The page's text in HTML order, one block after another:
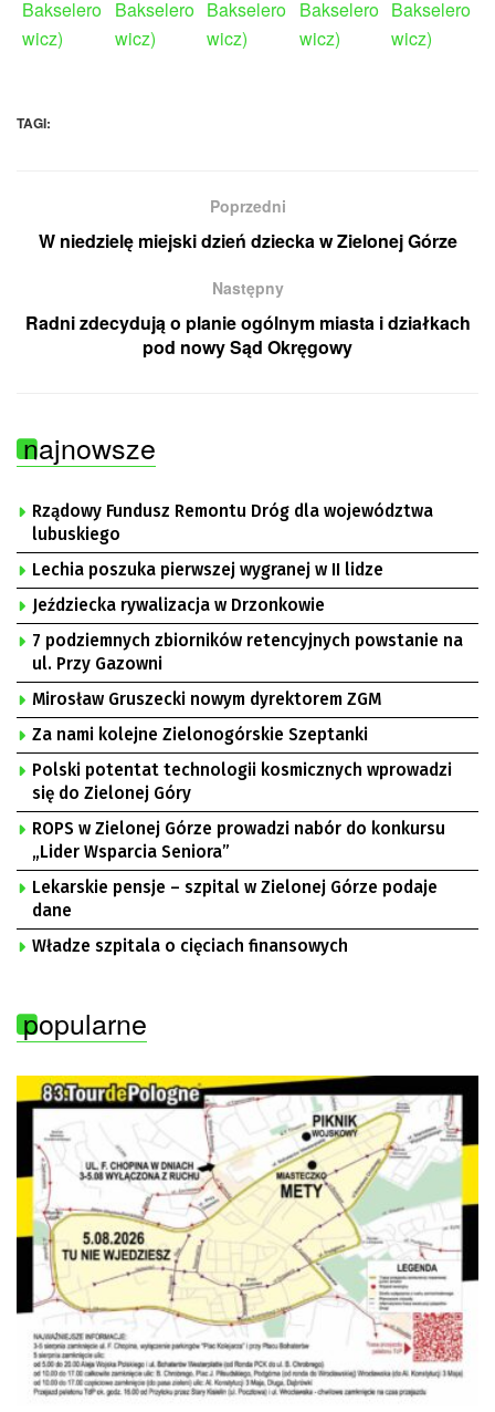
TAGI:
Poprzedni
W niedzielę miejski dzień dziecka w Zielonej Górze
Następny
Radni zdecydują o planie ogólnym miasta i działkach
pod nowy Sąd Okręgowy
najnowsze
Rządowy Fundusz Remontu Dróg dla województwa
lubuskiego
Lechia poszuka pierwszej wygranej w II lidze
Jeździecka rywalizacja w Drzonkowie
7 podziemnych zbiorników retencyjnych powstanie na
ul. Przy Gazowni
Mirosław Gruszecki nowym dyrektorem ZGM
Za nami kolejne Zielonogórskie Szeptanki
Polski potentat technologii kosmicznych wprowadzi
się do Zielonej Góry
ROPS w Zielonej Górze prowadzi nabór do konkursu
„Lider Wsparcia Seniora”
Lekarskie pensje – szpital w Zielonej Górze podaje
dane
Władze szpitala o cięciach finansowych
popularne